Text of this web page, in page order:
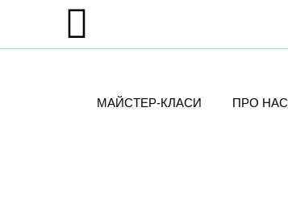
МАЙСТЕР-КЛАСИ ПРО НАС